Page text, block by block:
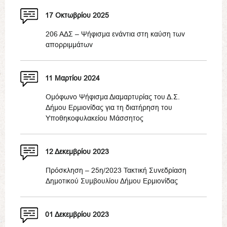
17 Οκτωβρίου 2025
206 ΑΔΣ – Ψήφισμα ενάντια στη καύση των
απορριμμάτων
11 Μαρτίου 2024
Ομόφωνο Ψήφισμα Διαμαρτυρίας του Δ.Σ.
Δήμου Ερμιονίδας για τη διατήρηση του
Υποθηκοφυλακείου Μάσσητος
12 Δεκεμβρίου 2023
Πρόσκληση – 25η/2023 Τακτική Συνεδρίαση
Δημοτικού Συμβουλίου Δήμου Ερμιονίδας
01 Δεκεμβρίου 2023